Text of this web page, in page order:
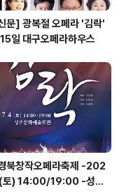
문] 광복절 오페라 '김락'
일 대구오페라하우스
북창작오페라축제 -202
) 14:00/19:00 -성주